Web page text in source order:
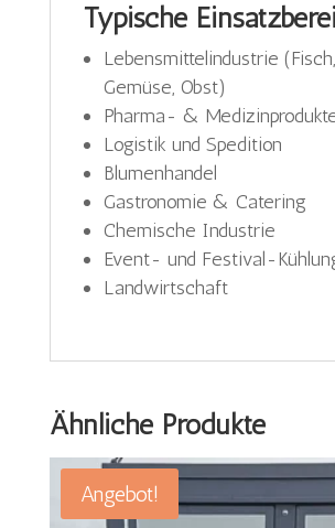
Typische
Lebensmittelindustrie
Gemüse, Obst)
Pharma- &
Logistik und Spedition
Blumenhandel
Gastronomie & Catering
Chemische Industrie
Event- und Festival-
Landwirtschaft
Ähnliche Produkte
Angebot!